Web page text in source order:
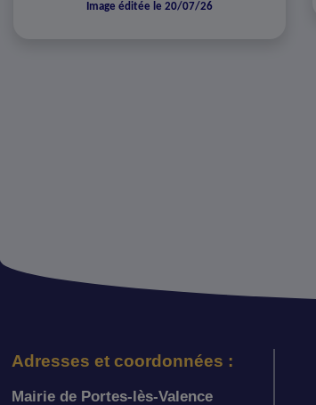
Image éditée le 20/07/26
Adresses et coordonnées :
Mairie de Portes-lès-Valence